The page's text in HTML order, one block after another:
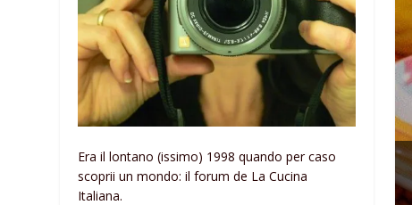
Era il lontano (issimo) 1998 quando per caso
scoprii un mondo: il forum de La Cucina
Italiana.